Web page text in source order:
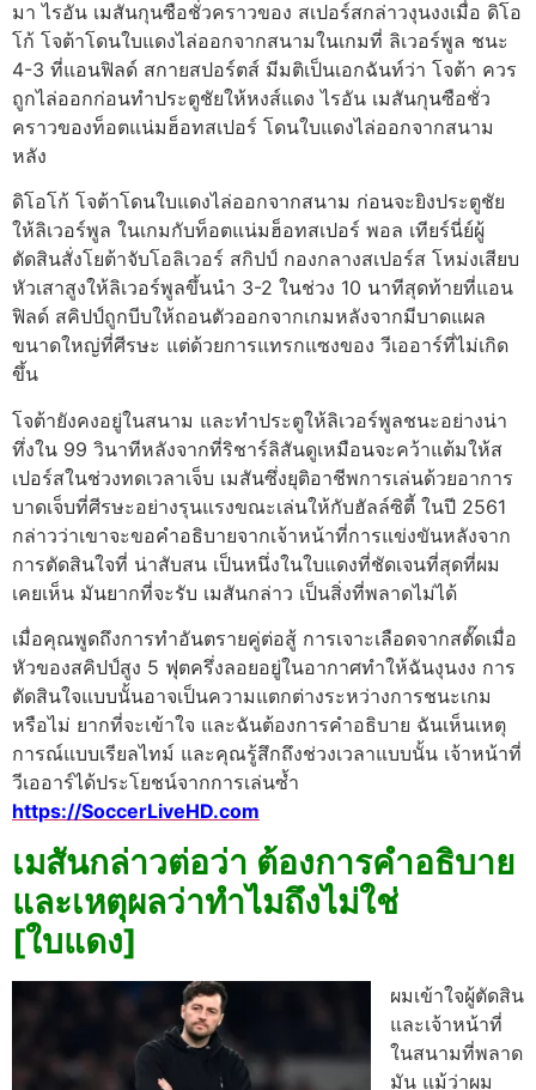
มา ไรอัน เมสันกุนซือชั่วคราวของ สเปอร์สกล่าวงุนงงเมื่อ ดิโอ
โก้ โจต้าโดนใบแดงไล่ออกจากสนามในเกมที่ ลิเวอร์พูล ชนะ
4-3 ที่แอนฟิลด์ สกายสปอร์ตส์ มีมติเป็นเอกฉันท์ว่า โจต้า ควร
ถูกไล่ออกก่อนทําประตูชัยให้หงส์แดงไรอัน เมสันกุนซือชั่ว
คราวของท็อตแน่มฮ็อทสเปอร์ โดนใบแดงไล่ออกจากสนาม
หลัง
ดิโอโก้ โจต้าโดนใบแดงไล่ออกจากสนาม ก่อนจะยิงประตูชัย
ให้ลิเวอร์พูล ในเกมกับท็อตแน่มฮ็อทสเปอร์ พอล เทียร์นี่ย์ผู้
ตัดสินสั่งโยต้าจับโอลิเวอร์ สกิปป์ กองกลางสเปอร์ส โหม่งเสียบ
หัวเสาสูงให้ลิเวอร์พูลขึ้นนํา 3-2 ในช่วง 10 นาทีสุดท้ายที่แอน
ฟิลด์ สคิปป์ถูกบีบให้ถอนตัวออกจากเกมหลังจากมีบาดแผล
ขนาดใหญ่ที่ศีรษะ แต่ด้วยการแทรกแซงของ วีเออาร์ที่ไม่เกิด
ขึ้น
โจต้ายังคงอยู่ในสนาม และทำประตูให้ลิเวอร์พูลชนะอย่างน่า
ทึ่งใน 99 วินาทีหลังจากที่ริชาร์ลิสันดูเหมือนจะคว้าแต้มให้ส
เปอร์สในช่วงทดเวลาเจ็บ เมสันซึ่งยุติอาชีพการเล่นด้วยอาการ
บาดเจ็บที่ศีรษะอย่างรุนแรงขณะเล่นให้กับฮัลล์ซิตี้ ในปี 2561
กล่าวว่าเขาจะขอคำอธิบายจากเจ้าหน้าที่การแข่งขันหลังจาก
การตัดสินใจที่ น่าสับสน เป็นหนึ่งในใบแดงที่ชัดเจนที่สุดที่ผม
เคยเห็น มันยากที่จะรับ เมสันกล่าว เป็นสิ่งที่พลาดไม่ได้
เมื่อคุณพูดถึงการทำอันตรายคู่ต่อสู้ การเจาะเลือดจากสตั๊ดเมื่อ
หัวของสคิปป์สูง 5 ฟุตครึ่งลอยอยู่ในอากาศทำให้ฉันงุนงง การ
ตัดสินใจแบบนั้นอาจเป็นความแตกต่างระหว่างการชนะเกม
หรือไม่ ยากที่จะเข้าใจ และฉันต้องการคำอธิบาย ฉันเห็นเหตุ
การณ์แบบเรียลไทม์ และคุณรู้สึกถึงช่วงเวลาแบบนั้น เจ้าหน้าที่
วีเออาร์ได้ประโยชน์จากการเล่นซ้ำ
https://SoccerLiveHD.com
เมสันกล่าวต่อว่า ต้องการคำอธิบาย
และเหตุผลว่าทำไมถึงไม่ใช่
[ใบแดง]
ผมเข้าใจผู้ตัดสิน
และเจ้าหน้าที่
ในสนามที่พลาด
มัน แม้ว่าผม